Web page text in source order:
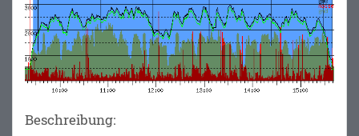
Beschreibung: